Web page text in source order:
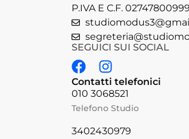
P.IVA E C.F. 02747800999
SEGUICI SUI SOCIAL
Contatti telefonici
010 3068521
Telefono Studio
3402430979